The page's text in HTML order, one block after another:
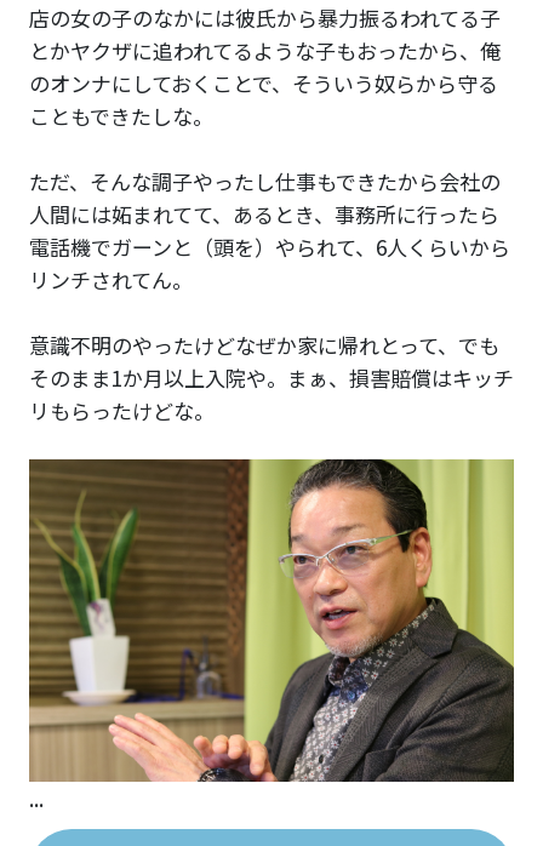
店の女の子のなかには彼氏から暴力振るわれてる子
とかヤクザに追われてるような子もおったから、俺
のオンナにしておくことで、そういう奴らから守る
こともできたしな。
ただ、そんな調子やったし仕事もできたから会社の
人間には妬まれてて、あるとき、事務所に行ったら
電話機でガーンと（頭を）やられて、6人くらいから
リンチされてん。
意識不明のやったけどなぜか家に帰れとって、でも
そのまま1か月以上入院や。まぁ、損害賠償はキッチ
リもらったけどな。
...